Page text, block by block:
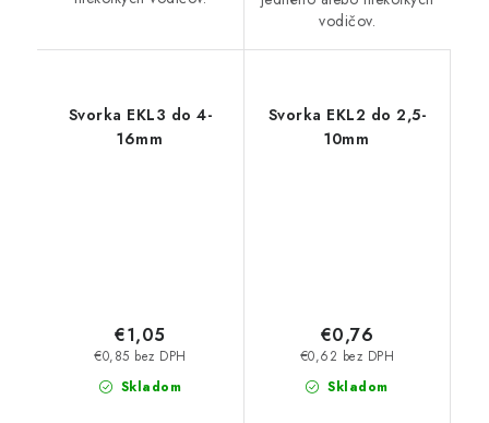
vodičov.
Svorka EKL3 do 4-
16mm
Skladom
€0,85 bez DPH
€1,05
Svorka EKL2 do 2,5-
10mm
Skladom
€0,62 bez DPH
€0,76